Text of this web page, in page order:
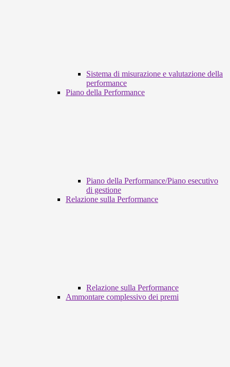
Sistema di misurazione e valutazione della
performance
Piano della Performance
Piano della Performance/Piano esecutivo
di gestione
Relazione sulla Performance
Relazione sulla Performance
Ammontare complessivo dei premi